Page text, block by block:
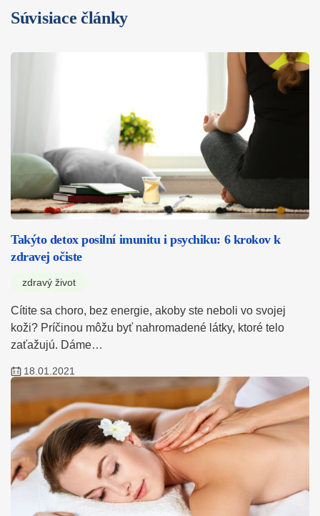
Súvisiace články
Takýto detox posilní imunitu i psychiku: 6 krokov k
zdravej očiste
zdravý život
Cítite sa choro, bez energie, akoby ste neboli vo svojej
koži? Príčinou môžu byť nahromadené látky, ktoré telo
zaťažujú. Dáme…
18.01.2021